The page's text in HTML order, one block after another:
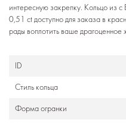
интересную закрепку. Кольцо из
0,51 ct доступно для заказа в
рады воплотить ваше драгоценное
ID
Стиль кольца
Формa огранки